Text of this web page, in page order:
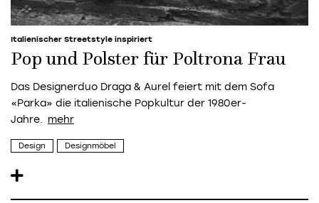
Italienischer Streetstyle inspiriert
Pop und Polster für Poltrona Frau
Das Designerduo Draga & Aurel feiert mit dem Sofa
«Parka» die italienische Popkultur der 1980er-
Jahre.
Design Designmöbel